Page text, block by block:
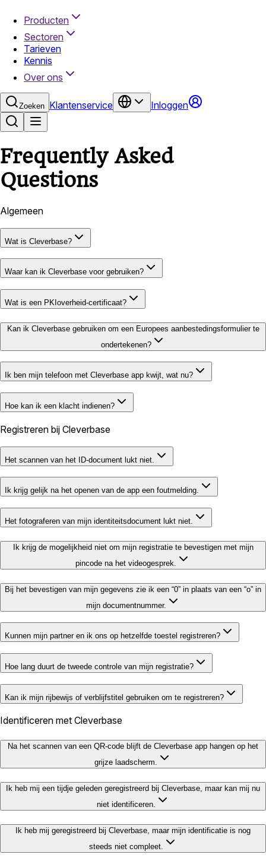
Producten
Sectoren
Tarieven
Kennis
Over ons
Zoeken Klantenservice Inloggen
Frequently Asked
Questions
Algemeen
Wat is Cleverbase?
Waar kan ik Cleverbase voor gebruiken?
Wat is een PKIoverheid-certificaat?
Kan ik Cleverbase gebruiken om een Europees aanbestedingsformulier te
ondertekenen?
Ik ben mijn telefoon met Cleverbase app kwijt, wat nu?
Hoe kan ik een klacht indienen?
Registreren bij Cleverbase
Het scannen van het ID-document lukt niet.
Ik krijg gelijk na het openen van de app een foutmelding.
Het fotograferen van mijn identiteitsdocument lukt niet.
Ik krijg de mogelijkheid niet om mijn registratie te bevestigen met mijn
pincode na het videogesprek.
Bij het bevestigen van mijn gegevens zie ik een “0” in plaats van een “o” in
mijn documentnummer.
Kunnen mijn partner en ik ons op hetzelfde toestel registreren?
Hoe lang duurt de tweede controle van mijn registratie?
Kan ik mijn rijbewijs of verblijfstitel gebruiken om te registreren?
Identificeren met Cleverbase
Na het scannen van een QR-code blijft de Cleverbase app hangen op het
grijze laadscherm.
Ik heb mij een tijdje geleden geregistreerd bij Cleverbase, maar kan mij nu
niet identificeren.
Ik heb mij geregistreerd bij Cleverbase, maar mijn identificatie is nog
steeds niet compleet.